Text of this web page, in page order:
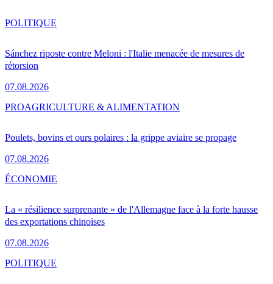
Sánchez riposte contre Meloni : l'Italie menacée de mesures de
rétorsion
07.08.2026
POLITIQUE
Poulets, bovins et ours polaires : la grippe aviaire se propage
07.08.2026
PROAGRICULTURE & ALIMENTATION
La « résilience surprenante » de l'Allemagne face à la forte hausse
des exportations chinoises
07.08.2026
ÉCONOMIE
POLITIQUE